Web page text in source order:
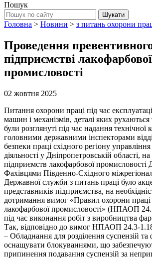
Пошук
Головна > Новини > з питань охорони
Проведення
підприємстві лакофарбової
промисловості
02 жовтня 2025
Питання охорони праці під час
машин і механізмів, деталі яких рухаються
були розглянуті під час надання технічної
головними державними інспекторами
безпеки праці східного регіону управління
діяльності у Дніпропетровській області,
підприємств лакофарбової
Фахівцями Південно-Східного
Державної служби з питань праці було
представників підприємства, на
дотримання вимог «Правил охорони
лакофарбової промисловості» (НПАОП
під час виконання робіт з виробництва
Так, відповідно до вимог НПАОП 24.3-
– Обладнання для розділення суспензій та
оснащувати блокуваннями, що
припинення подавання суспензій за